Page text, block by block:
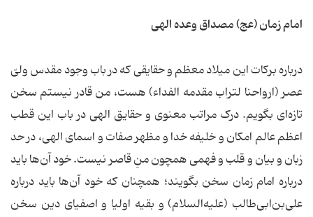
امام زمان (عج) مصداق وعده الهی
درباره برکات این میلاد معظم و حقایقی که در باب وجود مقدس ولیّ
عصر (ارواحنا لتراب مقدمه الفداء) هست، من قادر نیستم سخن
تازه‌ای بگویم. درک مراتب معنوی و حقایق الهی در باب این قطب
اعظم عالم امکان و خلیفه خدا و مظهر صفات و اسمای الهی، در حد
زبان و بیان و قلب و فهمی همچون منِ قاصر نیست. خود آن‌ها باید
درباره امام زمان سخن بگویند؛ همچنان که خود آن‌ها باید درباره
علی‌بن‌ابی‌طالب (علیه‌السلام) و بقیه اولیا و اصفیای دین سخن